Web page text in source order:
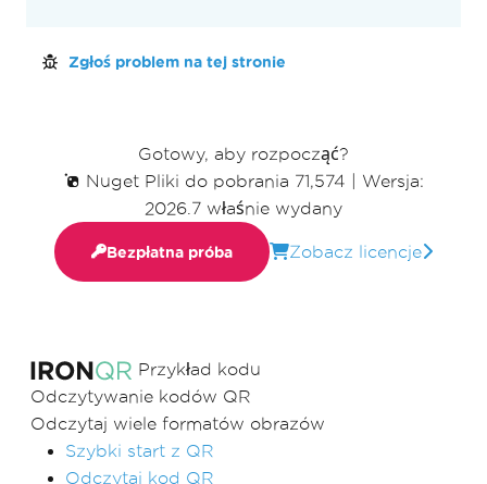
Przykład kodu
Odczytywanie kodów QR
Odczytaj wiele formatów obrazów
Szybki start z QR
Odczytaj kod QR
Zgłoś problem na tej stronie
Gotowy, aby rozpocząć?
Nuget Pliki do pobrania 71,574
Wersja:
2026.7 właśnie wydany
Bezpłatna próba Zobacz licencje